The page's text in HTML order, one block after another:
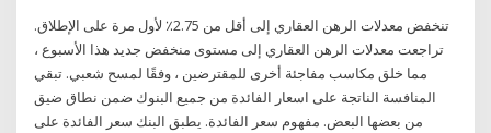
تنخفض معدلات الرهن العقاري إلى أقل من 2.75٪ لأول مرة على الإطلاق.
تراجعت معدلات الرهن العقاري إلى مستوى منخفض جديد هذا الأسبوع ،
مما خلق مكاسب مفاجئة أخرى للمقترضين ، وفقًا لمسح شعبي. تبقي
المنافسة الناتجة على اسعار الفائدة من جميع البنوك ضمن نطاق ضيق
من بعضها البعض. مفهوم سعر الفائدة. يطبق البنك سعر الفائدة على